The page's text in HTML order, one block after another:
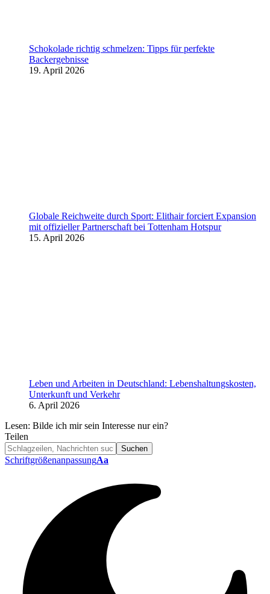
Schokolade richtig schmelzen: Tipps für perfekte
Backergebnisse
19. April 2026
Globale Reichweite durch Sport: Elithair forciert Expansion
mit offizieller Partnerschaft bei Tottenham Hotspur
15. April 2026
Leben und Arbeiten in Deutschland: Lebenshaltungskosten,
Unterkunft und Verkehr
6. April 2026
Lesen: Bilde ich mir sein Interesse nur ein?
Teilen
SchriftgrößenanpassungAa